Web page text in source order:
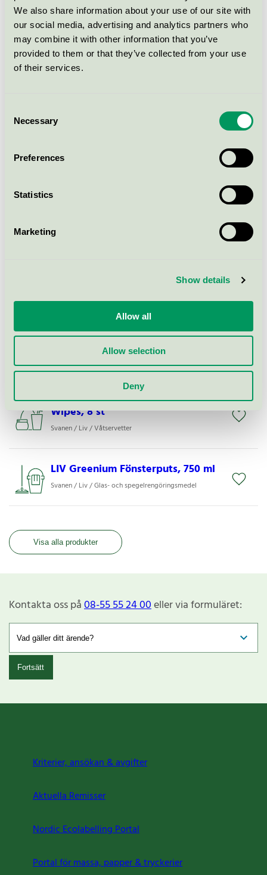
We also share information about your use of our site with
our social media, advertising and analytics partners who
may combine it with other information that you’ve
provided to them or that they’ve collected from your use
of their services.
Selection
Necessary
Preferences
Statistics
Marketing
Show details
Allow all
Allow selection
Deny
LIV Allroundtvål perfumed, 5 l
Svanen / Liv / Duschtvål
free, 150 ml
Svanen / Liv / Hudkräm
LIV Hand & Hudkräm, 250 ml
LIV Mild Handtvål 4i1 fragrance
free, 600 ml
Liv By Clemondo Wash Body
Wipes, 8 st
Svanen / Liv / Våtservetter
LIV Greenium Fönsterputs, 750 ml
Svanen / Liv / Glas- och spegelrengöringsmedel
Visa alla produkter
Kontakta oss på08-55 55 24 00eller via formuläret:
Fortsätt
Kriterier, ansökan & avgifter
Aktuella Remisser
Nordic Ecolabelling Portal
Portal för massa, papper & tryckerier